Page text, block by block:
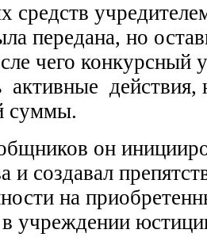
средств
передана, но
чего
активные действия,
суммы.
он
и создавал
на
учреждении